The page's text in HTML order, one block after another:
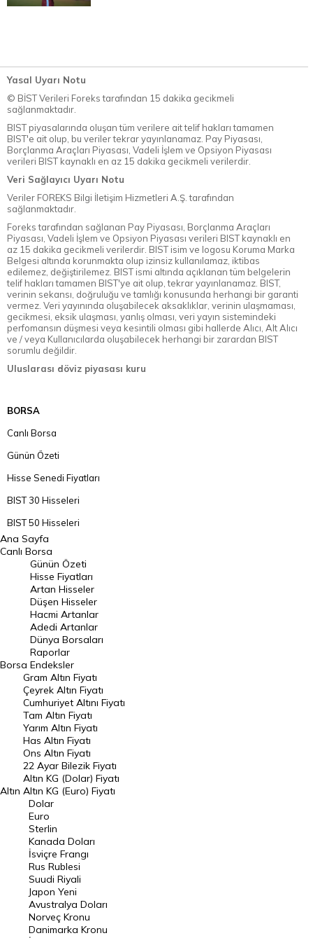
Yasal Uyarı Notu
© BİST Verileri Foreks tarafından 15 dakika gecikmeli
sağlanmaktadır.
BIST piyasalarında oluşan tüm verilere ait telif hakları tamamen
BIST'e ait olup, bu veriler tekrar yayınlanamaz. Pay Piyasası,
Borçlanma Araçları Piyasası, Vadeli İşlem ve Opsiyon Piyasası
verileri BIST kaynaklı en az 15 dakika gecikmeli verilerdir.
Veri Sağlayıcı Uyarı Notu
Veriler FOREKS Bilgi İletişim Hizmetleri A.Ş. tarafından
sağlanmaktadır.
Foreks tarafından sağlanan Pay Piyasası, Borçlanma Araçları
Piyasası, Vadeli İşlem ve Opsiyon Piyasası verileri BIST kaynaklı en
az 15 dakika gecikmeli verilerdir. BIST isim ve logosu Koruma Marka
Belgesi altında korunmakta olup izinsiz kullanılamaz, iktibas
edilemez, değiştirilemez. BIST ismi altında açıklanan tüm belgelerin
telif hakları tamamen BIST'ye ait olup, tekrar yayınlanamaz. BIST,
verinin sekansı, doğruluğu ve tamlığı konusunda herhangi bir garanti
vermez. Veri yayınında oluşabilecek aksaklıklar, verinin ulaşmaması,
gecikmesi, eksik ulaşması, yanlış olması, veri yayın sistemindeki
perfomansın düşmesi veya kesintili olması gibi hallerde Alıcı, Alt Alıcı
ve / veya Kullanıcılarda oluşabilecek herhangi bir zarardan BIST
sorumlu değildir.
Uluslarası döviz piyasası kuru
BORSA
Canlı Borsa
Günün Özeti
Hisse Senedi Fiyatları
BIST 30 Hisseleri
BIST 50 Hisseleri
BIST 100 Hisseleri
En Çok Artan Hisseler
En Çok Düşen Hisseler
Hacmi Artanlar
Geçmiş Kapanışlar
Dünya Borsaları
Raporlar
Endeksler
DÖVİZ
Döviz Kuru
Dolar Kuru
Euro Kuru
Pound Kuru
Frank Kuru
Riyal Kuru
Avustralya Doları
Danimarka Kronu Kuru
Kanada Doları Kuru
Ana Sayfa
Canlı Borsa
Borsa
Günün Özeti
Hisse Fiyatları
Artan Hisseler
Düşen Hisseler
Hacmi Artanlar
Adedi Artanlar
Dünya Borsaları
Raporlar
Endeksler
Altın
Gram Altın Fiyatı
Çeyrek Altın Fiyatı
Cumhuriyet Altını Fiyatı
Tam Altın Fiyatı
Yarım Altın Fiyatı
Has Altın Fiyatı
Ons Altın Fiyatı
22 Ayar Bilezik Fiyatı
Altın KG (Dolar) Fiyatı
Altın KG (Euro) Fiyatı
Dolar
Euro
Sterlin
Kanada Doları
İsviçre Frangı
Rus Rublesi
Suudi Riyali
Japon Yeni
Avustralya Doları
Norveç Kronu
Danimarka Kronu